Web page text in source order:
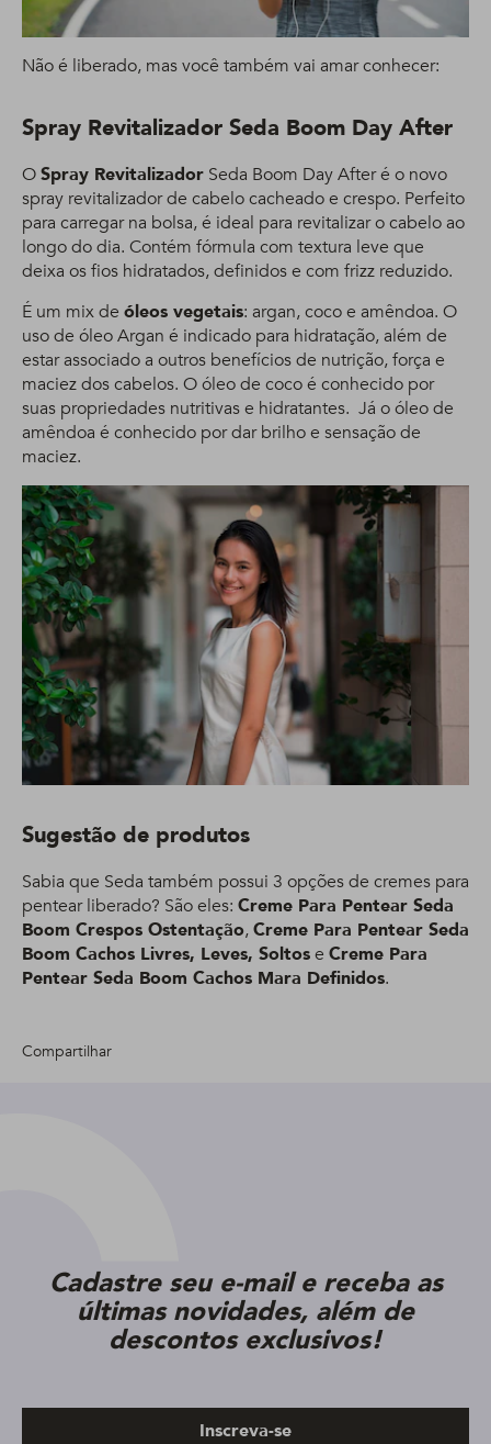
Não é liberado, mas você também vai amar conhecer:
Spray Revitalizador Seda Boom Day After
OSpray Revitalizador Seda Boom Day After é o novo
spray revitalizador de cabelo cacheado e crespo. Perfeito
para carregar na bolsa, é ideal para revitalizar o cabelo ao
longo do dia. Contém fórmula com textura leve que
deixa os fios hidratados, definidos e com frizz reduzido.
É um mix de óleos vegetais: argan, coco e amêndoa. O
uso de óleo Argan é indicado para hidratação, além de
estar associado a outros benefícios de nutrição, força e
maciez dos cabelos. O óleo de coco é conhecido por
suas propriedades nutritivas e hidratantes. Já o óleo de
amêndoa é conhecido por dar brilho e sensação de
maciez.
Sugestão de produtos
Sabia que Seda também possui 3 opções de cremes para
pentear liberado? São eles: Creme Para Pentear Seda
Boom Crespos Ostentação,Creme Para Pentear Seda
Boom Cachos Livres, Leves, Soltose Creme Para
Pentear Seda Boom Cachos Mara Definidos.
Compartilhar
Cadastre seu e-mail e receba as
últimas novidades, além de
descontos exclusivos!
Inscreva-se